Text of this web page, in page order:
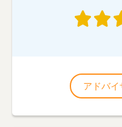
アドバイ